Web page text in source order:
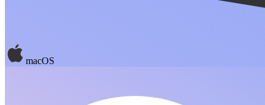
macOS